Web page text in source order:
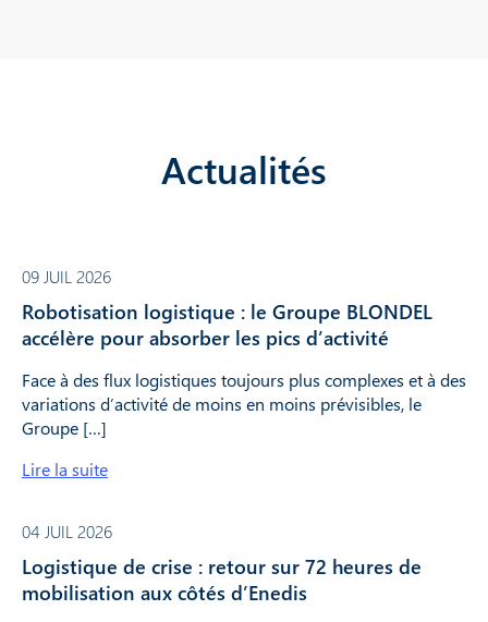
Actualités
09 JUIL 2026
Robotisation logistique : le Groupe BLONDEL
accélère pour absorber les pics d’activité
Face à des flux logistiques toujours plus complexes et à des
variations d’activité de moins en moins prévisibles, le
Groupe […]
Lire la suite
04 JUIL 2026
Logistique de crise : retour sur 72 heures de
mobilisation aux côtés d’Enedis